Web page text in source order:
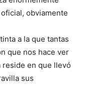
obviamente
a la que tantas
que nos hace ver
reside en que llevó
sus